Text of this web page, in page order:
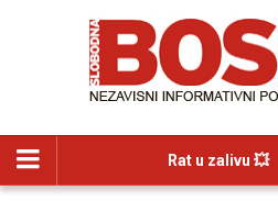
Rat u zalivu 💥